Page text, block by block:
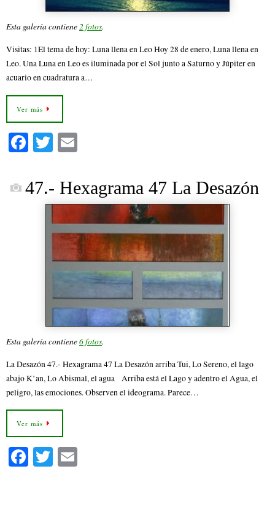
Esta galería contiene2 fotos.
Visitas: 1El tema de hoy: Luna llena en Leo Hoy 28 de enero, Luna llena en
Leo. Una Luna en Leo es iluminada por el Sol junto a Saturno y Júpiter en
acuario en cuadratura a…
Ver más
Fa
ce
bo
ok
T
wi
tte
r
ail
47.- Hexagrama 47 La Desazón
Esta galería contiene6 fotos.
La Desazón 47.- Hexagrama 47 La Desazón arriba Tui, Lo Sereno, el lago
abajo K’an, Lo Abismal, el agua Arriba está el Lago y adentro el Agua, el
peligro, las emociones. Observen el ideograma. Parece…
Ver más
Fa T